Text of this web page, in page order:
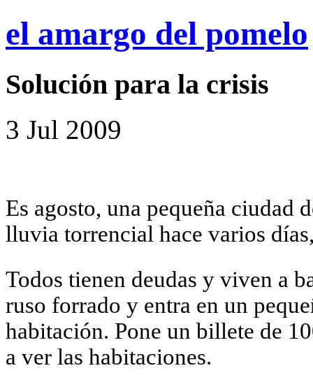
el amargo del pomelo
Solución para la crisis
3 Jul 2009
Es agosto, una pequeña ciudad
lluvia torrencial hace varios
Todos tienen deudas y viven a
ruso forrado y entra en un
habitación. Pone un billete de
a ver las habitaciones.